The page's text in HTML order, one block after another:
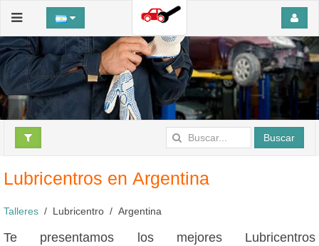
Buscar
Lubricentros en Argentina
Talleres Lubricentro Argentina
Te presentamos los mejores Lubricentros